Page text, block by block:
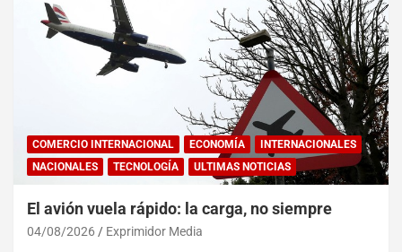
COMERCIO INTERNACIONAL ECONOMÍA
INTERNACIONALES
NACIONALES
TECNOLOGÍA ULTIMAS NOTICIAS
El avión vuela rápido: la carga, no siempre
04/08/2026 Exprimidor Media